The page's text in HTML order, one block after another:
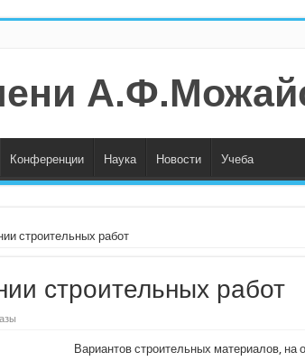
Конференции Наука Новости Учеба
строительных работ
строительных работ
Вариантов строительных материалов, на